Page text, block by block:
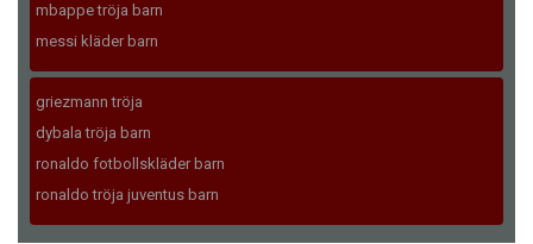
mbappe tröja barn
messi kläder barn
griezmann tröja
dybala tröja barn
ronaldo fotbollskläder barn
ronaldo tröja juventus barn